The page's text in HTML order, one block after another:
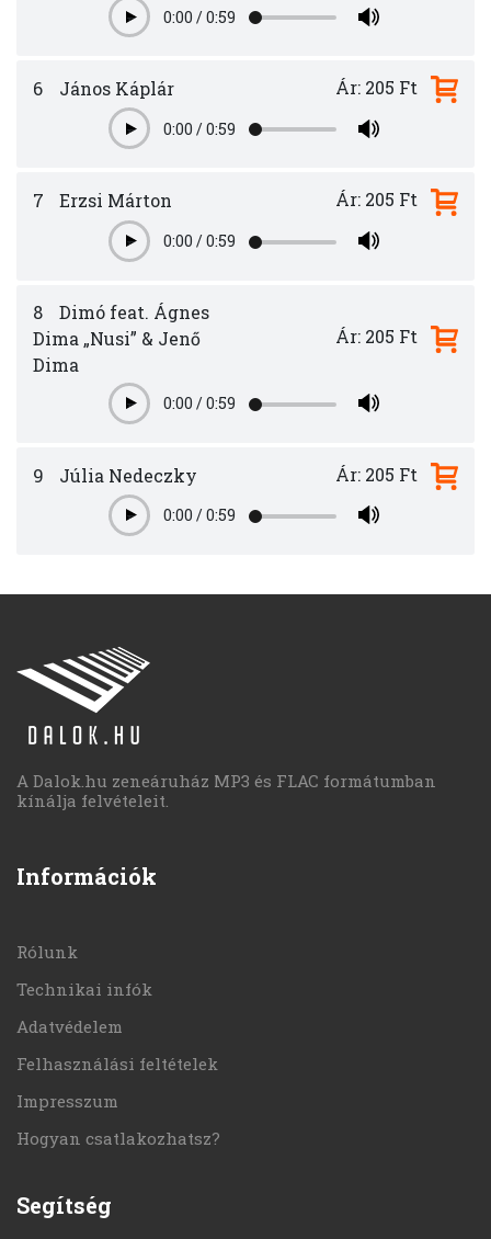
Play0:00 /0:59
6 János Káplár
Play0:00 /0:59
Ár: 205 Ft
7 Erzsi Márton
Play0:00 /0:59
Ár: 205 Ft
8
Dimó feat. Ágnes
Dima „Nusi” & Jenő
Dima
Play0:00 /0:59
Ár: 205 Ft
9 Júlia Nedeczky
Play0:00 /0:59
Ár: 205 Ft
A Dalok.hu zeneáruház MP3 és FLAC formátumban
kínálja felvételeit.
Információk
Rólunk
Technikai infók
Adatvédelem
Felhasználási feltételek
Impresszum
Hogyan csatlakozhatsz?
Segítség